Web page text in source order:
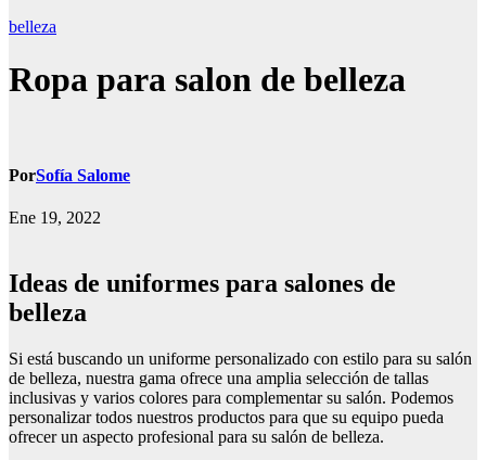
belleza
Ropa para salon de belleza
PorSofía Salome
Ene 19, 2022
Ideas de uniformes para salones de
belleza
Si está buscando un uniforme personalizado con estilo para su salón
de belleza, nuestra gama ofrece una amplia selección de tallas
inclusivas y varios colores para complementar su salón. Podemos
personalizar todos nuestros productos para que su equipo pueda
ofrecer un aspecto profesional para su salón de belleza.